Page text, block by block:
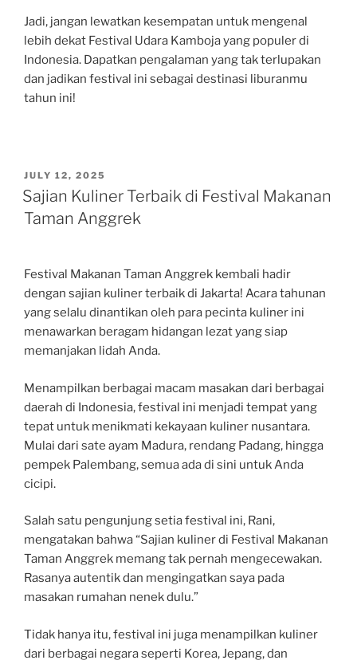
Jadi, jangan lewatkan kesempatan untuk mengenal
lebih dekat Festival Udara Kamboja yang populer di
Indonesia. Dapatkan pengalaman yang tak terlupakan
dan jadikan festival ini sebagai destinasi liburanmu
tahun ini!
POSTED
ON
JULY 12, 2025
Sajian Kuliner Terbaik di Festival Makanan
Taman Anggrek
Festival Makanan Taman Anggrek kembali hadir
dengan sajian kuliner terbaik di Jakarta! Acara tahunan
yang selalu dinantikan oleh para pecinta kuliner ini
menawarkan beragam hidangan lezat yang siap
memanjakan lidah Anda.
Menampilkan berbagai macam masakan dari berbagai
daerah di Indonesia, festival ini menjadi tempat yang
tepat untuk menikmati kekayaan kuliner nusantara.
Mulai dari sate ayam Madura, rendang Padang, hingga
pempek Palembang, semua ada di sini untuk Anda
cicipi.
Salah satu pengunjung setia festival ini, Rani,
mengatakan bahwa “Sajian kuliner di Festival Makanan
Taman Anggrek memang tak pernah mengecewakan.
Rasanya autentik dan mengingatkan saya pada
masakan rumahan nenek dulu.”
Tidak hanya itu, festival ini juga menampilkan kuliner
dari berbagai negara seperti Korea, Jepang, dan